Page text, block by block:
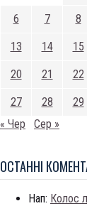
6 7 8
13 14 15
20 21 22
27 28 29
« Чер
Сер »
ОСТАННI
Нап: Колос